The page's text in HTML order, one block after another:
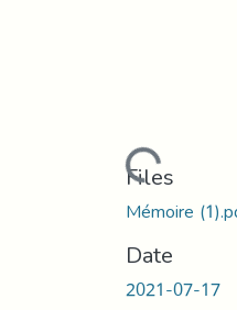
Loading...
Files
Mémoire
Date
2021-07-17